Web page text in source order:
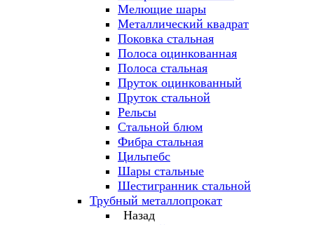
Мелющие шары
Металлический квадрат
Поковка стальная
Полоса оцинкованная
Полоса стальная
Пруток оцинкованный
Пруток стальной
Рельсы
Стальной блюм
Фибра стальная
Цильпебс
Шары стальные
Шестигранник стальной
Трубный металлопрокат
Назад